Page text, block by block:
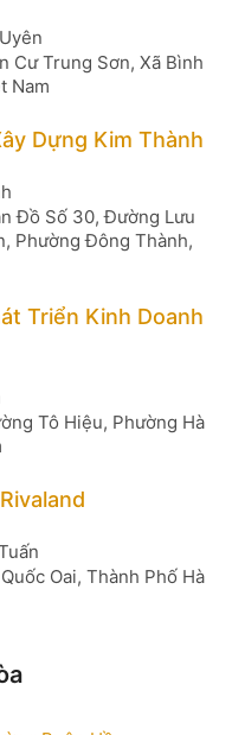
Cư Trung Sơn, Xã Bình
Nam
Dựng Kim Thành
Đồ Số 30, Đường Lưu
Phường Đông Thành,
Triển Kinh Doanh
Tô Hiệu, Phường Hà
Oai, Thành Phố Hà